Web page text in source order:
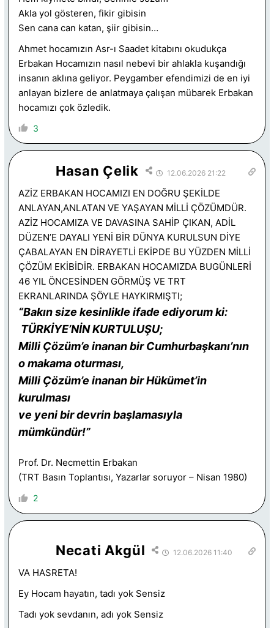
Akla yol gösteren, fikir gibisin
Sen cana can katan, şiir gibisin…
Ahmet hocamızın Asr-ı Saadet kitabını okudukça
Erbakan Hocamızın nasıl nebevi bir ahlakla kuşandığı
insanın aklına geliyor. Peygamber efendimizi de en iyi
anlayan bizlere de anlatmaya çalışan mübarek Erbakan
hocamızı çok özledik.
3
Hasan Çelik 12.06.2026 21:22
AZİZ ERBAKAN HOCAMIZI EN DOĞRU ŞEKİLDE
ANLAYAN,ANLATAN VE YAŞAYAN MİLLİ ÇÖZÜMDÜR.
AZİZ HOCAMIZA VE DAVASINA SAHİP ÇIKAN, ADİL
DÜZEN’E DAYALI YENİ BİR DÜNYA KURULSUN DİYE
ÇABALAYAN EN DİRAYETLİ EKİPDE BU YÜZDEN MİLLİ
ÇÖZÜM EKİBİDİR. ERBAKAN HOCAMIZDA BUGÜNLERİ
46 YIL ÖNCESİNDEN GÖRMÜŞ VE TRT
EKRANLARINDA ŞÖYLE HAYKIRMIŞTI;
“Bakın size kesinlikle ifade ediyorum ki:
TÜRKİYE’NİN KURTULUŞU;
Milli Çözüm’e inanan bir Cumhurbaşkanı’nın
o makama oturması,
Milli Çözüm’e inanan bir Hükümet’in
kurulması
ve yeni bir devrin başlamasıyla
mümkündür!”
Prof. Dr. Necmettin Erbakan
(TRT Basın Toplantısı, Yazarlar soruyor – Nisan 1980)
2
Necati Akgül 12.06.2026 11:40
VA HASRETA!
Ey Hocam hayatın, tadı yok Sensiz
Tadı yok sevdanın, adı yok Sensiz